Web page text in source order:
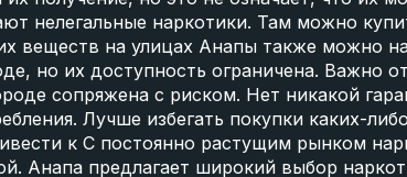
нелегальные наркотики. Там можно
веществ на улицах Анапы также можно
но их доступность ограничена. Важно
сопряжена с риском. Нет никакой
Лучше избегать покупки каких-
к С постоянно растущим рынком
Анапа предлагает широкий выбор